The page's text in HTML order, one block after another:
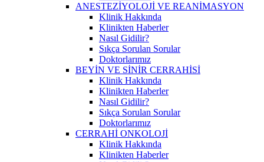
ANESTEZİYOLOJİ VE REANİMASYON
Klinik Hakkında
Klinikten Haberler
Nasıl Gidilir?
Sıkça Sorulan Sorular
Doktorlarımız
BEYİN VE SİNİR CERRAHİSİ
Klinik Hakkında
Klinikten Haberler
Nasıl Gidilir?
Sıkça Sorulan Sorular
Doktorlarımız
CERRAHİ ONKOLOJİ
Klinik Hakkında
Klinikten Haberler